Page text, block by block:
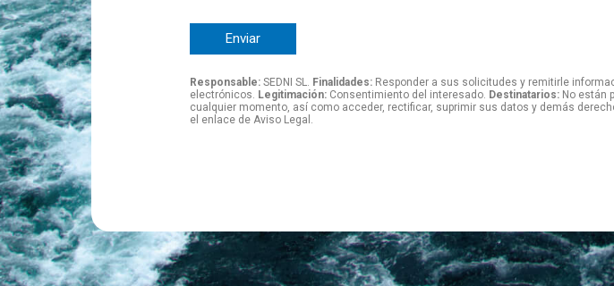
Responsable: SEDNI SL. Finalidades: Responder a sus solicitudes y remitirle
electrónicos. Legitimación: Consentimiento del interesado. Destinatarios: No están
cualquier momento, así como acceder, rectificar, suprimir sus datos y demás
el enlace de Aviso Legal.